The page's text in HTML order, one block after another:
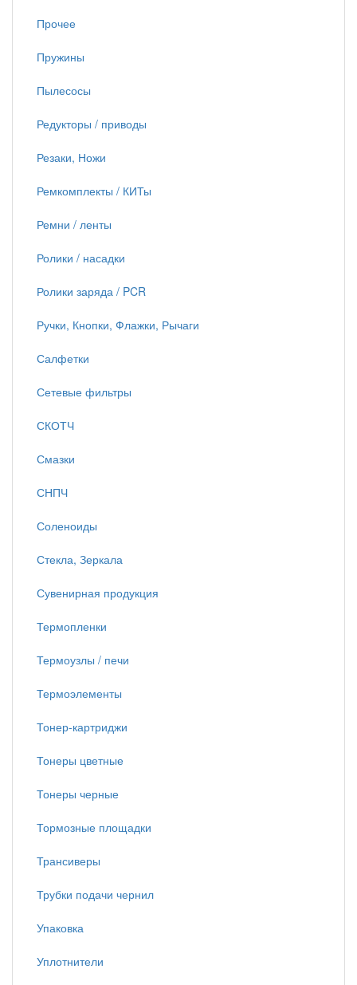
Прочее
Пружины
Пылесосы
Редукторы / приводы
Резаки, Ножи
Ремкомплекты / КИТы
Ремни / ленты
Ролики / насадки
Ролики заряда / PCR
Ручки, Кнопки, Флажки, Рычаги
Салфетки
Сетевые фильтры
СКОТЧ
Смазки
СНПЧ
Соленоиды
Стекла, Зеркала
Сувенирная продукция
Термопленки
Термоузлы / печи
Термоэлементы
Тонер-картриджи
Тонеры цветные
Тонеры черные
Тормозные площадки
Трансиверы
Трубки подачи чернил
Упаковка
Уплотнители